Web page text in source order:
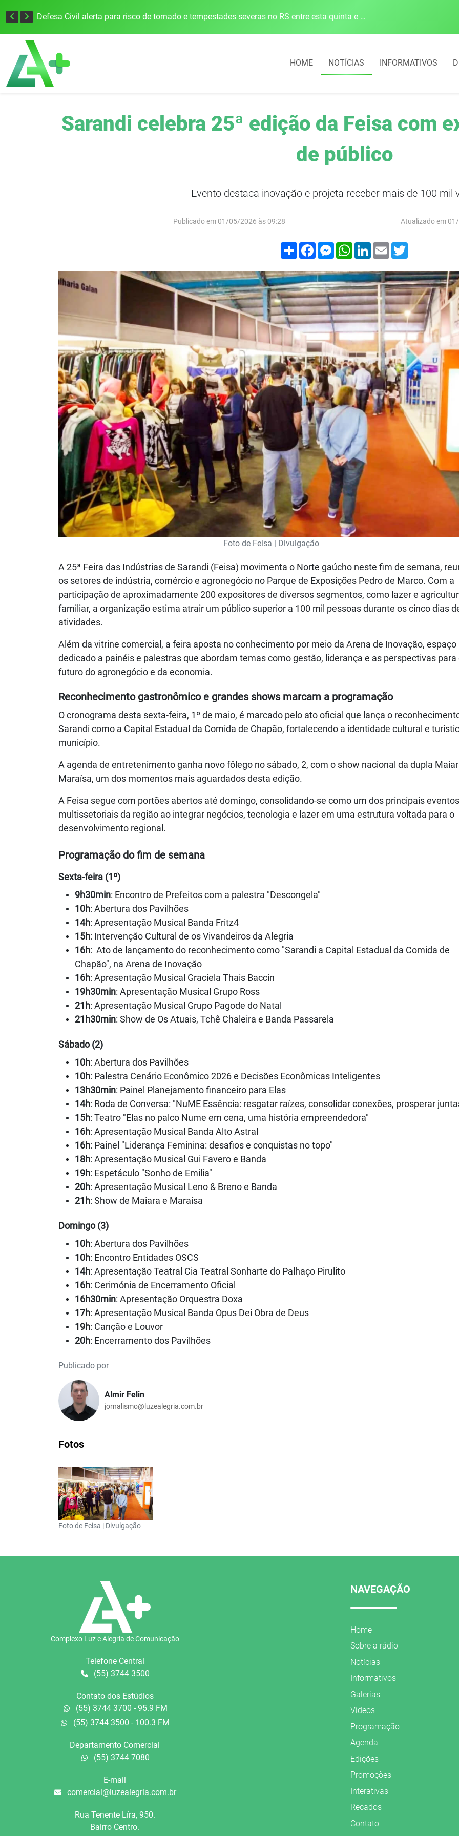
Defesa Civil alerta para risco de tornado e tempestades severas no RS entre esta quinta e sexta-feira
HOME NOTÍCIAS INFORMATIVOS
Sarandi celebra 25ª edição da Feisa com
de público
Evento destaca inovação e projeta receber mais de 100 mil
Publicado em 01/05/2026 às 09:28 Atualizado em
Compartilhar
FacebookMessenger
WhatsApp
LinkedIn
Email
Foto de Feisa | Divulgação
A 25ª Feira das Indústrias de Sarandi (Feisa) movimenta o Norte gaúcho neste fim de semana,
os setores de indústria, comércio e agronegócio no Parque de Exposições Pedro de Marco. Com a
participação de aproximadamente 200 expositores de diversos segmentos, como lazer e
familiar, a organização estima atrair um público superior a 100 mil pessoas durante os cinco dias
atividades.
Além da vitrine comercial, a feira aposta no conhecimento por meio da Arena de Inovação, espaço
dedicado a painéis e palestras que abordam temas como gestão, liderança e as perspectivas para
futuro do agronegócio e da economia.
Reconhecimento gastronômico e grandes shows marcam a programação
O cronograma desta sexta-feira, 1º de maio, é marcado pelo ato oficial que lança o
Sarandi como a Capital Estadual da Comida de Chapão, fortalecendo a identidade cultural e
município.
A agenda de entretenimento ganha novo fôlego no sábado, 2, com o show nacional da dupla
Maraísa, um dos momentos mais aguardados desta edição.
A Feisa segue com portões abertos até domingo, consolidando-se como um dos principais eventos
multissetoriais da região ao integrar negócios, tecnologia e lazer em uma estrutura voltada para o
desenvolvimento regional.
Programação do fim de semana
Sexta-feira (1º)
9h30min: Encontro de Prefeitos com a palestra "Descongela"
10h: Abertura dos Pavilhões
14h: Apresentação Musical Banda Fritz4
15h: Intervenção Cultural de os Vivandeiros da Alegria
16h: Ato de lançamento do reconhecimento como "Sarandi a Capital Estadual da Comida de
Chapão", na Arena de Inovação
16h: Apresentação Musical Graciela Thais Baccin
19h30min: Apresentação Musical Grupo Ross
21h: Apresentação Musical Grupo Pagode do Natal
21h30min: Show de Os Atuais, Tchê Chaleira e Banda Passarela
Sábado (2)
10h: Abertura dos Pavilhões
10h: Palestra Cenário Econômico 2026 e Decisões Econômicas Inteligentes
13h30min: Painel Planejamento financeiro para Elas
14h: Roda de Conversa: "NuME Essência: resgatar raízes, consolidar conexões, prosperar
15h: Teatro "Elas no palco Nume em cena, uma história empreendedora"
16h: Apresentação Musical Banda Alto Astral
16h: Painel "Liderança Feminina: desafios e conquistas no topo"
18h: Apresentação Musical Gui Favero e Banda
19h: Espetáculo "Sonho de Emilia"
20h: Apresentação Musical Leno & Breno e Banda
21h: Show de Maiara e Maraísa
Domingo (3)
10h: Abertura dos Pavilhões
10h: Encontro Entidades OSCS
14h: Apresentação Teatral Cia Teatral Sonharte do Palhaço Pirulito
16h: Cerimónia de Encerramento Oficial
16h30min: Apresentação Orquestra Doxa
17h: Apresentação Musical Banda Opus Dei Obra de Deus
19h: Canção e Louvor
20h: Encerramento dos Pavilhões
Publicado por
Almir Felin
jornalismo@luzealegria.com.br
Fotos
Foto de Feisa | Divulgação
Complexo Luz e Alegria de Comunicação
Telefone Central
(55) 3744 3500
Contato dos Estúdios
(55) 3744 3700 - 95.9 FM
(55) 3744 3500 - 100.3 FM
Departamento Comercial
(55) 3744 7080
E-mail
comercial@luzealegria.com.br
Rua Tenente Líra, 950.
Bairro Centro.
NAVEGAÇÃO
Home
Sobre a rádio
Notícias
Informativos
Galerias
Vídeos
Programação
Agenda
Edições
Promoções
Interativas
Recados
Contato